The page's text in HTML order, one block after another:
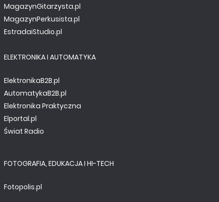
MagazynGitarzysta.pl
MagazynPerkusista.pl
EstradaiStudio.pl
ELEKTRONIKA I AUTOMATYKA
ElektronikaB2B.pl
AutomatykaB2B.pl
Elektronika Praktyczna
Elportal.pl
Świat Radio
FOTOGRAFIA, EDUKACJA I HI-TECH
Fotopolis.pl